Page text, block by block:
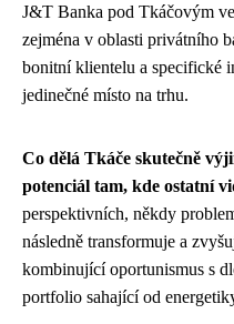
J&T Banka pod Tkáčovým
zejména v oblasti privátního
bonitní klientelu a specifické
jedinečné místo na trhu.
Co dělá Tkáče skutečně
potenciál tam, kde ostatní
perspektivních, někdy
následně transformuje a
kombinující oportunismus s
portfolio sahající od